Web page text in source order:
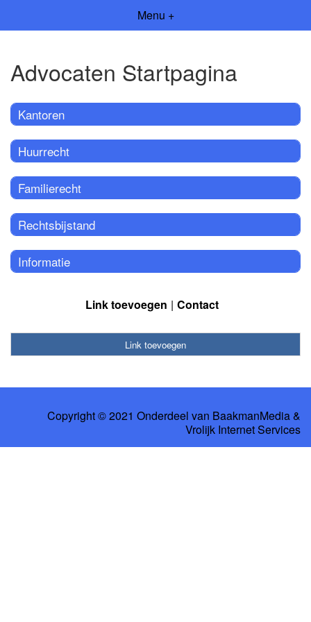
Menu +
Advocaten Startpagina
Kantoren
Huurrecht
Familierecht
Rechtsbijstand
Informatie
Link toevoegen Contact
Link toevoegen
Copyright © 2021 Onderdeel van BaakmanMedia&
Vrolijk Internet Services